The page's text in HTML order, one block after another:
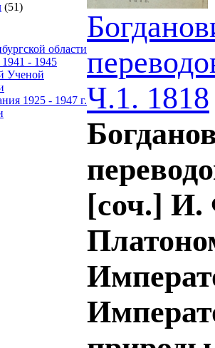
(51)
области
- 1945
Ученой
1925 - 1947 г.Ч.1. 1818
[соч.] И.